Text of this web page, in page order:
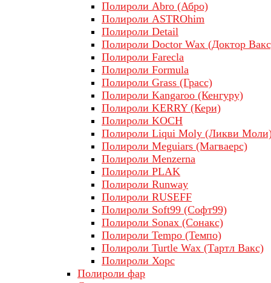
Полироли Abro (Абро)
Полироли ASTROhim
Полироли Detail
Полироли Doctor Wax (Доктор
Полироли Farecla
Полироли Formula
Полироли Grass (Грасс)
Полироли Kangaroo (Кенгуру)
Полироли KERRY (Кери)
Полироли KOCH
Полироли Liqui Moly (Ликви
Полироли Meguiars (Магваерс)
Полироли Menzerna
Полироли PLAK
Полироли Runway
Полироли RUSEFF
Полироли Soft99 (Софт99)
Полироли Sonax (Сонакс)
Полироли Tempo (Темпо)
Полироли Turtle Wax (Тартл Вакс)
Полироли Хорс
Полироли фар